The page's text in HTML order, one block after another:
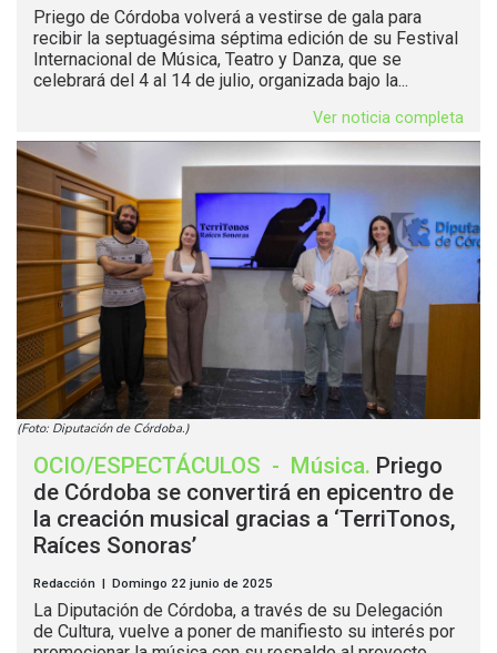
Priego de Córdoba volverá a vestirse de gala para
recibir la septuagésima séptima edición de su Festival
Internacional de Música, Teatro y Danza, que se
celebrará del 4 al 14 de julio, organizada bajo la...
Ver noticia completa
(Foto: Diputación de Córdoba.)
OCIO/ESPECTÁCULOS - Música. Priego
de Córdoba se convertirá en epicentro de
la creación musical gracias a ‘TerriTonos,
Raíces Sonoras’
Redacción | Domingo 22 junio de 2025
La Diputación de Córdoba, a través de su Delegación
de Cultura, vuelve a poner de manifiesto su interés por